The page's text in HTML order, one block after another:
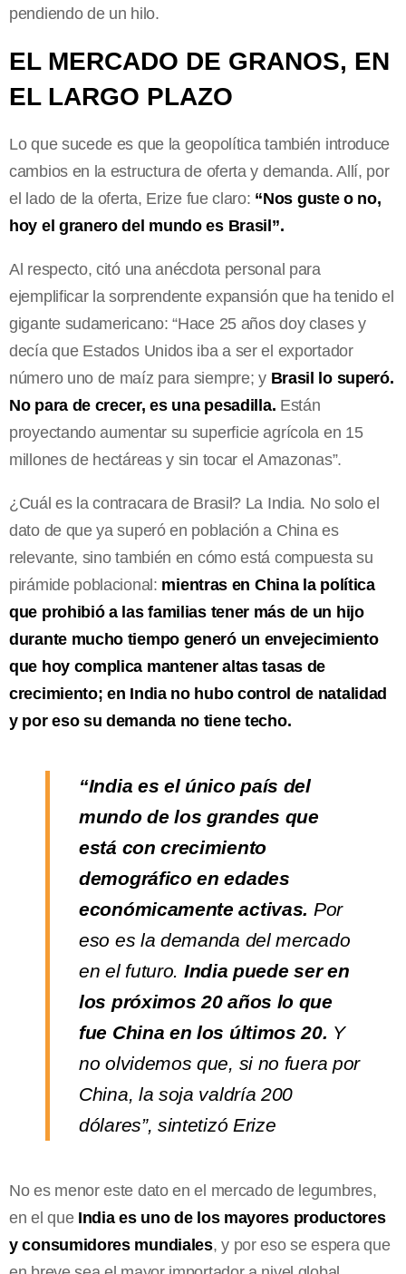
pendiendo de un hilo.
EL MERCADO DE GRANOS, EN
EL LARGO PLAZO
Lo que sucede es que la geopolítica también introduce
cambios en la estructura de oferta y demanda. Allí, por
el lado de la oferta, Erize fue claro: “Nos guste o no,
hoy el granero del mundo es Brasil”.
Al respecto, citó una anécdota personal para
ejemplificar la sorprendente expansión que ha tenido el
gigante sudamericano: “Hace 25 años doy clases y
decía que Estados Unidos iba a ser el exportador
número uno de maíz para siempre; y Brasil lo superó.
No para de crecer, es una pesadilla. Están
proyectando aumentar su superficie agrícola en 15
millones de hectáreas y sin tocar el Amazonas”.
¿Cuál es la contracara de Brasil? La India. No solo el
dato de que ya superó en población a China es
relevante, sino también en cómo está compuesta su
pirámide poblacional: mientras en China la política
que prohibió a las familias tener más de un hijo
durante mucho tiempo generó un envejecimiento
que hoy complica mantener altas tasas de
crecimiento; en India no hubo control de natalidad
y por eso su demanda no tiene techo.
“India es el único país del
mundo de los grandes que
está con crecimiento
demográfico en edades
económicamente activas. Por
eso es la demanda del mercado
en el futuro. India puede ser en
los próximos 20 años lo que
fue China en los últimos 20. Y
no olvidemos que, si no fuera por
China, la soja valdría 200
dólares”, sintetizó Erize
No es menor este dato en el mercado de legumbres,
en el que India es uno de los mayores productores
y consumidores mundiales, y por eso se espera que